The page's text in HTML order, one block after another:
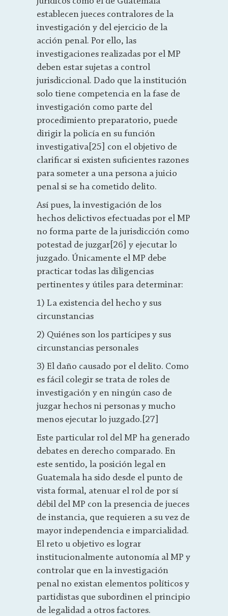
establecen jueces contralores de la
investigación y del ejercicio de la
acción penal. Por ello, las
investigaciones realizadas por el MP
deben estar sujetas a control
jurisdiccional. Dado que la institución
solo tiene competencia en la fase de
investigación como parte del
procedimiento preparatorio, puede
dirigir la policía en su función
investigativa[25] con el objetivo de
clarificar si existen suficientes razones
para someter a una persona a juicio
penal si se ha cometido delito.
Así pues, la investigación de los
hechos delictivos efectuadas por el MP
no forma parte de la jurisdicción como
potestad de juzgar[26] y ejecutar lo
juzgado. Únicamente el MP debe
practicar todas las diligencias
pertinentes y útiles para determinar:
1) La existencia del hecho y sus
circunstancias
2) Quiénes son los partícipes y sus
circunstancias personales
3) El daño causado por el delito. Como
es fácil colegir se trata de roles de
investigación y en ningún caso de
juzgar hechos ni personas y mucho
menos ejecutar lo juzgado.[27]
Este particular rol del MP ha generado
debates en derecho comparado. En
este sentido, la posición legal en
Guatemala ha sido desde el punto de
vista formal, atenuar el rol de por sí
débil del MP con la presencia de jueces
de instancia, que requieren a su vez de
mayor independencia e imparcialidad.
El reto u objetivo es lograr
institucionalmente autonomía al MP y
controlar que en la investigación
penal no existan elementos políticos y
partidistas que subordinen el principio
de legalidad a otros factores.